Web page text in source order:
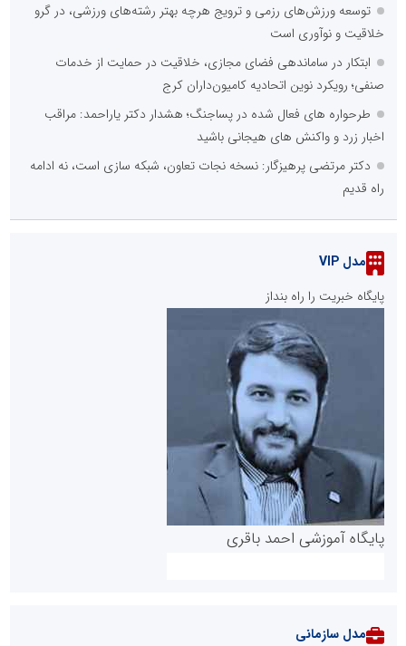
توسعه ورزش‌های رزمی و ترویج هرچه بهتر رشته‌های ورزشی، در گرو
خلاقیت و نوآوری است
ابتکار در ساماندهی فضای مجازی، خلاقیت در حمایت از خدمات
صنفی؛ رویکرد نوین اتحادیه کامیون‌داران کرج
طرحواره های فعال شده در پساجنگ؛ هشدار دکتر یاراحمد: مراقب
اخبار زرد و واکنش های هیجانی باشید
دکتر مرتضی پرهیزگار: نسخه نجات تعاون، شبکه سازی است، نه ادامه
راه قدیم
مدل VIP
پایگاه خبریت را راه بنداز
پایگاه آموزشی احمد باقری
مدل سازمانی